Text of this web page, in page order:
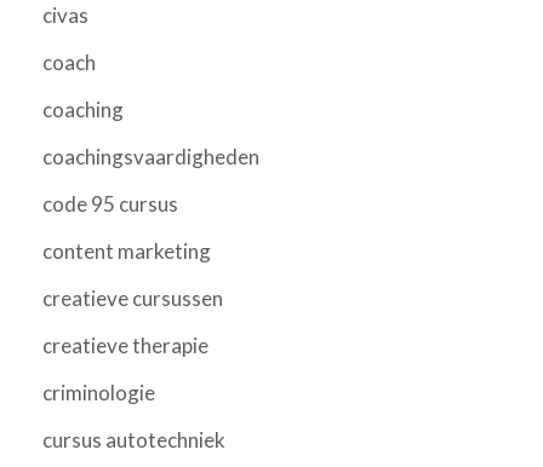
civas
coach
coaching
coachingsvaardigheden
code 95 cursus
content marketing
creatieve cursussen
creatieve therapie
criminologie
cursus autotechniek